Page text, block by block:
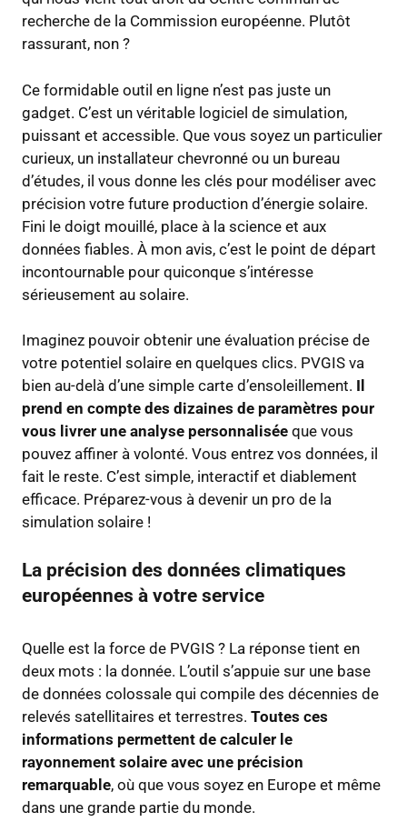
recherche de la Commission européenne. Plutôt
rassurant, non ?
Ce formidable outil en ligne n’est pas juste un
gadget. C’est un véritable logiciel de simulation,
puissant et accessible. Que vous soyez un particulier
curieux, un installateur chevronné ou un bureau
d’études, il vous donne les clés pour modéliser avec
précision votre future production d’énergie solaire.
Fini le doigt mouillé, place à la science et aux
données fiables. À mon avis, c’est le point de départ
incontournable pour quiconque s’intéresse
sérieusement au solaire.
Imaginez pouvoir obtenir une évaluation précise de
votre potentiel solaire en quelques clics. PVGIS va
bien au-delà d’une simple carte d’ensoleillement. Il
prend en compte des dizaines de paramètres pour
vous livrer une analyse personnalisée que vous
pouvez affiner à volonté. Vous entrez vos données, il
fait le reste. C’est simple, interactif et diablement
efficace. Préparez-vous à devenir un pro de la
simulation solaire !
La précision des données climatiques
européennes à votre service
Quelle est la force de PVGIS ? La réponse tient en
deux mots : la donnée. L’outil s’appuie sur une base
de données colossale qui compile des décennies de
relevés satellitaires et terrestres. Toutes ces
informations permettent de calculer le
rayonnement solaire avec une précision
remarquable, où que vous soyez en Europe et même
dans une grande partie du monde.